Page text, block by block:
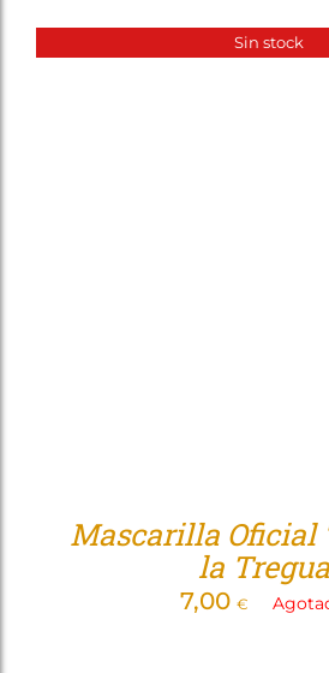
Sin stock
Mascarilla Oficial
la
7,00 €